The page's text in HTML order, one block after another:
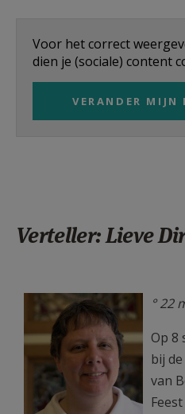
Voor het correct
dien je (sociale) content
VERANDER MIJN
Verteller: Lieve
lieve 2.jpeg
° 22
Op 8
bij
van